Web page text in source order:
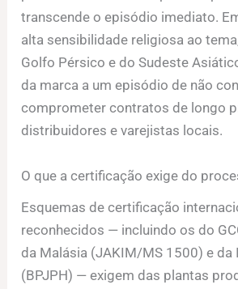
transcende o episódio imediato.
alta sensibilidade religiosa ao
Golfo Pérsico e do Sudeste
da marca a um episódio de não
comprometer contratos de longo
distribuidores e varejistas locais.
O que a certificação exige do
Esquemas de certificação
reconhecidos — incluindo os do
da Malásia (JAKIM/MS 1500) e da
(BPJPH) — exigem das plantas